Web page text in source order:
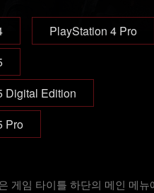
PlayStation 4 Pro
Digital Edition
Pro
게임 타이틀 하단의 메인 메뉴